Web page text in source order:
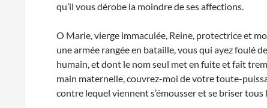
qu’il vous dérobe la moindre de ses affections.
O Marie, vierge immaculée, Reine, protectrice et
une armée rangée en bataille, vous qui ayez foulé
humain, et dont le nom seul met en fuite et fait
main maternelle, couvrez-moi de votre toute-
contre lequel viennent s’émousser et se briser tous